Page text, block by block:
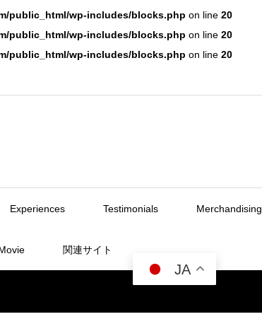
public_html/wp-includes/blocks.php on line 20
public_html/wp-includes/blocks.php on line 20
public_html/wp-includes/blocks.php on line 20
Experiences Testimonials Merchandising
関連サイト
JA